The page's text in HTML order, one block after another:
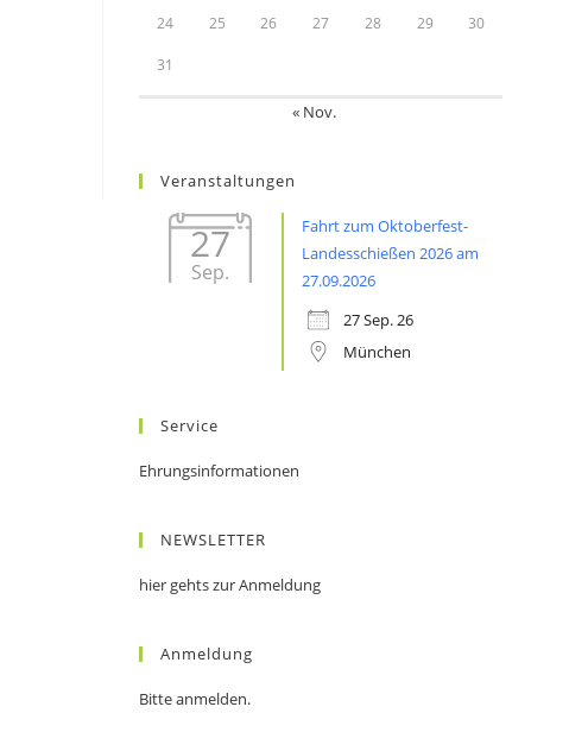
24 25 26 27 28 29 30
31
« Nov.
Veranstaltungen
27
Sep.
Fahrt zum Oktoberfest-
Landesschießen 2026 am
27.09.2026
27 Sep. 26
München
Service
Ehrungsinformationen
NEWSLETTER
hier gehts zur Anmeldung
Anmeldung
Bitte anmelden.